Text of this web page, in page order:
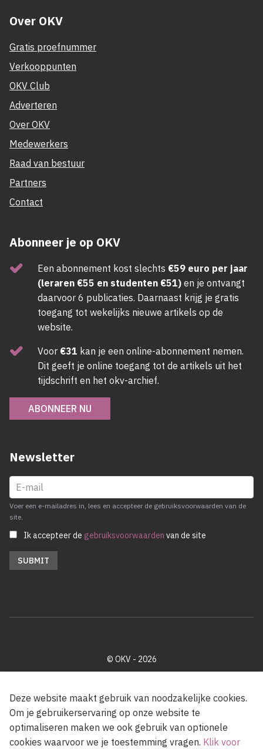
Over OKV
Gratis proefnummer
Verkooppunten
OKV Club
Adverteren
Over OKV
Medewerkers
Raad van bestuur
Partners
Contact
Abonneer je op OKV
Een abonnement kost slechts €59 euro per jaar
(leraren €55 en studenten €51) en je ontvangt
daarvoor 6 publicaties. Daarnaast krijg je gratis
toegang tot wekelijks nieuwe artikels op de
website.
Voor €31 kan je een online-abonnement nemen.
Dit geeft je online toegang tot de artikels uit het
tijdschrift en het okv-archief.
ABONNEER NU
Newsletter
Voer een e-mailadres in, lees en accepteer de gebruiksvoorwaarden van de
site.
Ik accepteer de gebruiksvoorwaarden van de site
© OKV - 2026
Met steun van de Vlaamse Gemeenschap
Deze website maakt gebruik van noodzakelijke cookies.
Om je gebruikerservaring op onze website te
optimaliseren maken we ook gebruik van optionele
cookies waarvoor we je toestemming vragen. Klik voor